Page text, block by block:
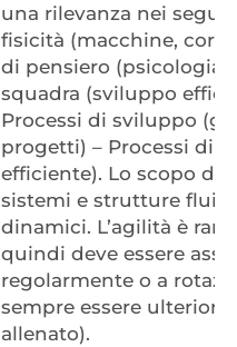
una rilevanza nei
fisicità (macchine,
di pensiero (psicologia
squadra (sviluppo
Processi di sviluppo
progetti) – Processi di
efficiente). Lo scopo
sistemi e strutture
dinamici. L’agilità è
quindi deve essere
regolarmente o a
sempre essere
allenato).